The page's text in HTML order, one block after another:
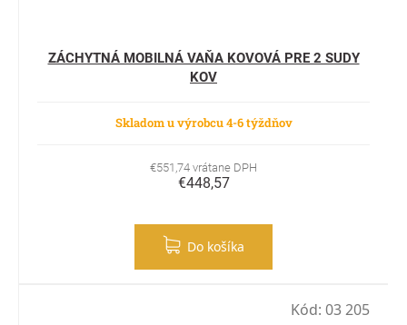
ZÁCHYTNÁ MOBILNÁ VAŇA KOVOVÁ PRE 2 SUDY
KOV
Skladom u výrobcu 4-6 týždňov
€551,74 vrátane DPH
€448,57
Do košíka
Kód: 03 205